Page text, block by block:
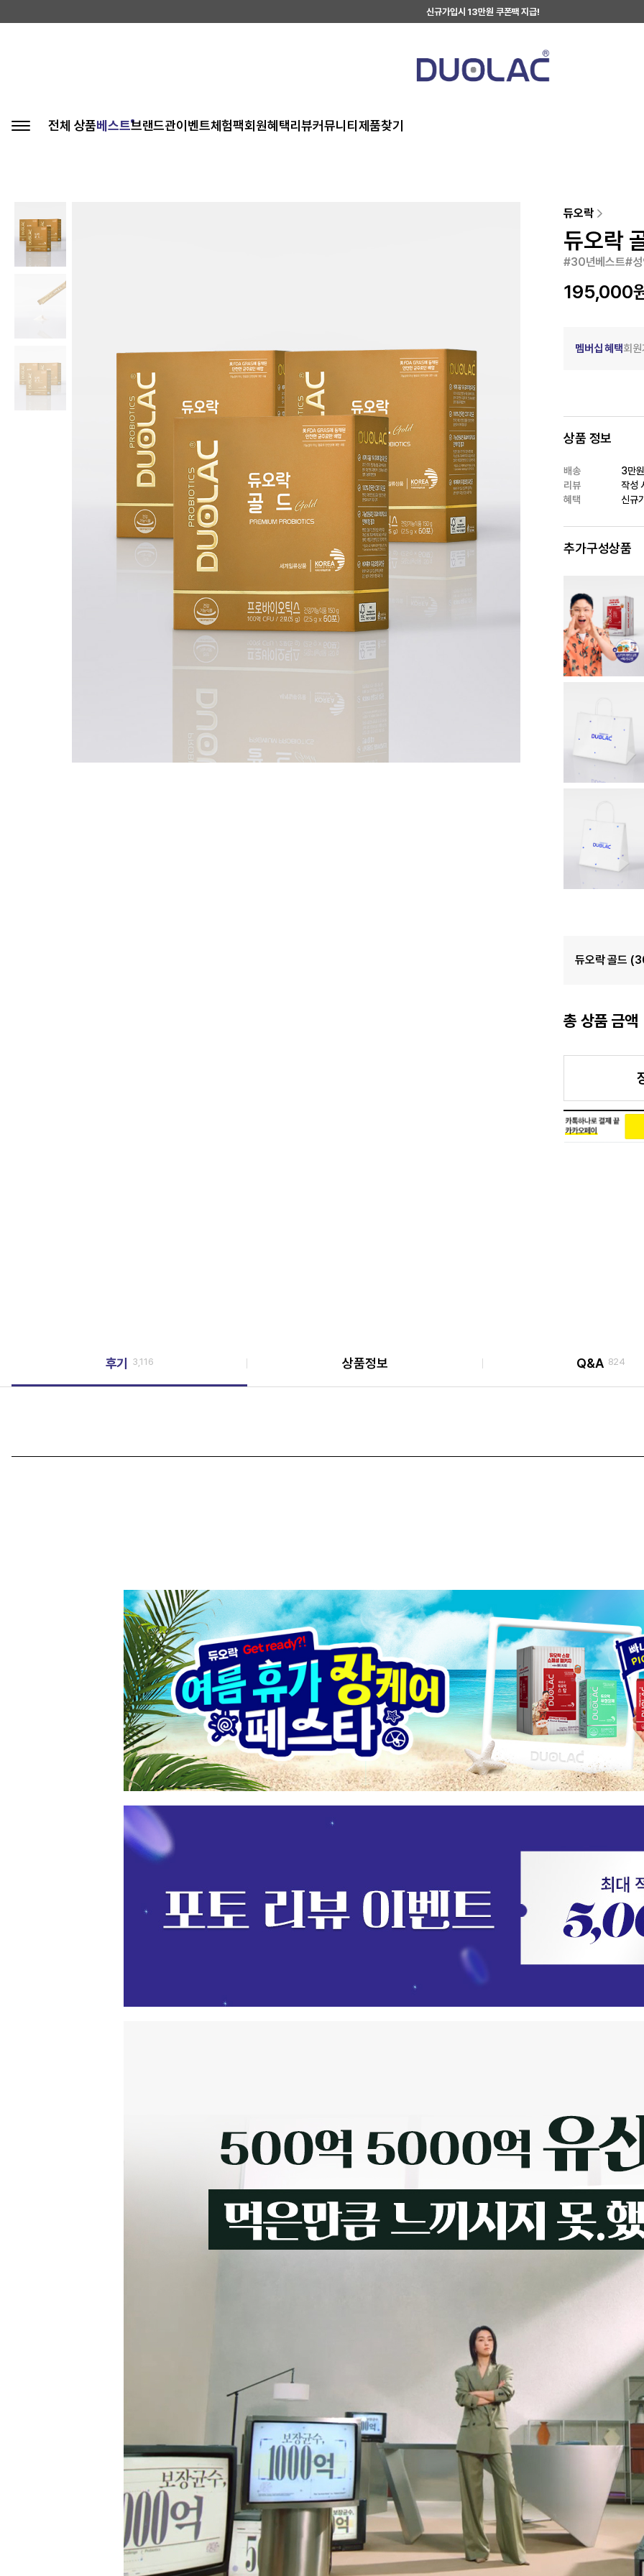
신규가입시 13만원 쿠폰팩 지급!
전체 상품베스트브랜드관이벤트체험팩회원혜택리뷰커뮤니티 제품찾기
듀오락
듀오락
#30년베스트#
195,000
멤버십 혜택회
상품 정보
배송
3만
리뷰
작성
혜택
신규
추가구성상품
듀오락 골드
총 상품 금액
후기 3,116 상품정보 Q&A 824